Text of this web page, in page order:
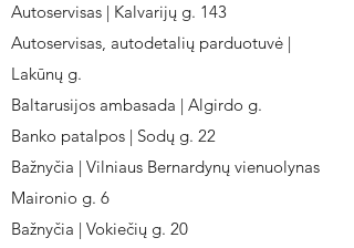
Autoservisas | Kalvarijų g. 143
Autoservisas, autodetalių parduotuvė |
Lakūnų g.
Baltarusijos ambasada | Algirdo g.
Banko patalpos | Sodų g. 22
Bažnyčia | Vilniaus Bernardynų vienuolynas
Maironio g. 6
Bažnyčia | Vokiečių g. 20